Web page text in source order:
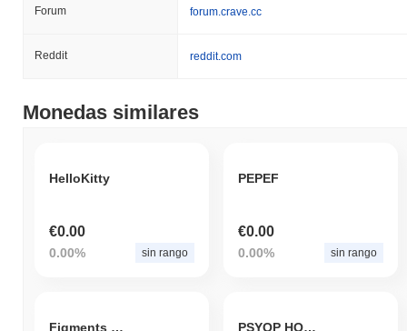
Forum forum.crave.cc
Reddit reddit.com
Monedas similares
HelloKitty
€0.00
0.00% sin rango
PEPEF
€0.00
0.00% sin rango
Figments Club PSYOP HOME